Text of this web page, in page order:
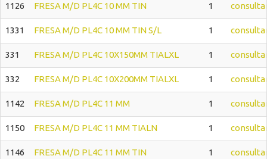
1126 FRESA M/D PL4C 10 MM TIN 1
1331 FRESA M/D PL4C 10 MM TIN S/L 1
331 FRESA M/D PL4C 10X150MM TIALXL 1
332 FRESA M/D PL4C 10X200MM TIALXL 1
1142 FRESA M/D PL4C 11 MM 1
1150 FRESA M/D PL4C 11 MM TIALN 1
1146 FRESA M/D PL4C 11 MM TIN 1